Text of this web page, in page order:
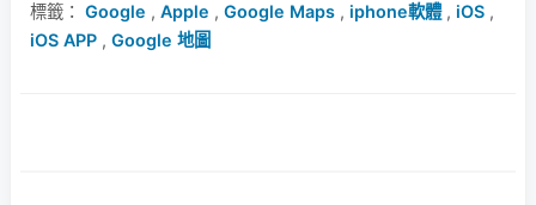
標籤： Google , Apple , Google Maps , iphone軟體, iOS ,
iOS APP , Google 地圖